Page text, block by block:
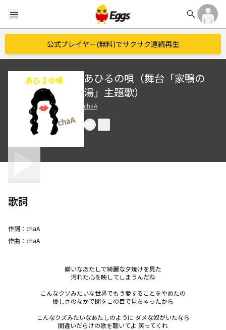
menu search
公式プレイヤー(無料)でサクサク連続再生
あひるの唄（舞台「家鴨の
湯」主題歌）
chaA
歌詞
作詞： chaA
作曲： chaA
嫌いなあたしで綺麗な夕焼けを見た
汚れた心を映してしまうんだね
こんなクソみたいな世界でもう愛することをやめたの
優しさのなかで闇をこの目で見ちゃったから
こんなクズみたいなあたしのように ダメな奴がいたなら
間違いだらけの歌を聴いてよ 笑ってくれ